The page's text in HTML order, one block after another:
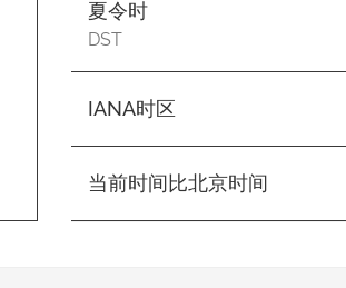
夏令时
DST
IANA时区
当前时间比北京时间